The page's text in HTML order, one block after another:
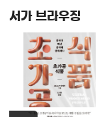
서가 브라우징